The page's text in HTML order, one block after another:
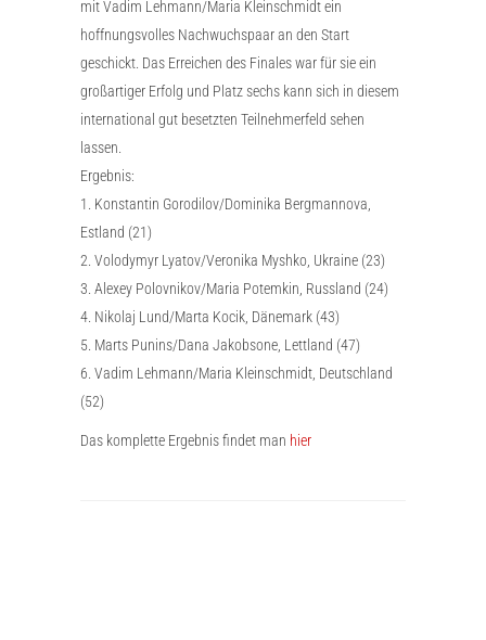
mit Vadim Lehmann/Maria Kleinschmidt ein
hoffnungsvolles Nachwuchspaar an den Start
geschickt. Das Erreichen des Finales war für sie ein
großartiger Erfolg und Platz sechs kann sich in diesem
international gut besetzten Teilnehmerfeld sehen
lassen.
Ergebnis:
1. Konstantin Gorodilov/Dominika Bergmannova,
Estland (21)
2. Volodymyr Lyatov/Veronika Myshko, Ukraine (23)
3. Alexey Polovnikov/Maria Potemkin, Russland (24)
4. Nikolaj Lund/Marta Kocik, Dänemark (43)
5. Marts Punins/Dana Jakobsone, Lettland (47)
6. Vadim Lehmann/Maria Kleinschmidt, Deutschland
(52)
Das komplette Ergebnis findet man hier